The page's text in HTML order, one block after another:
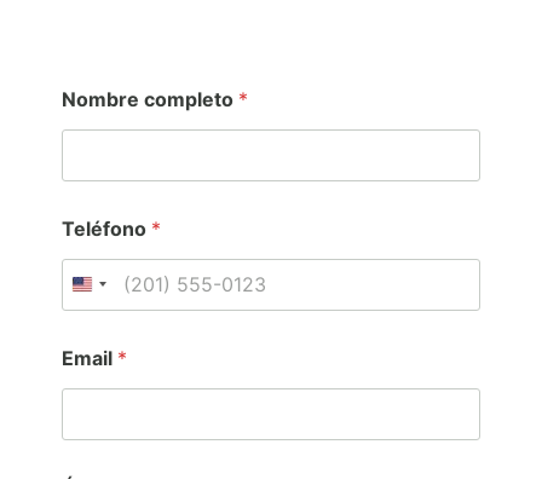
o
m
a
r
i
m
n
e
E
Nombre completo *
Teléfono *
United States +1
Email *